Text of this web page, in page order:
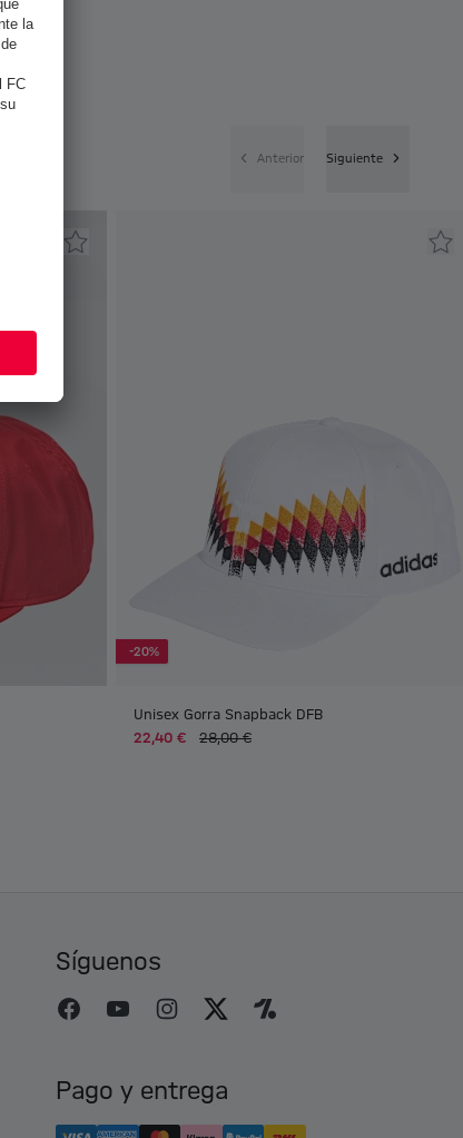
Anterior Siguiente
-20%
Unisex Gorra Snapback DFB
22,40 €
28,00 €
Síguenos
Pago y entrega